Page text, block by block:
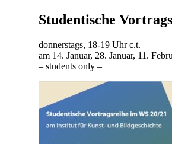
Studentische
donnerstags, 18-19 Uhr c.t.
am 14. Januar, 28. Januar, 11.
– students only –